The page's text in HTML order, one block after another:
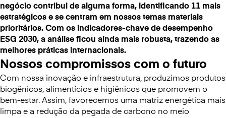
negócio contribui de alguma forma, identificando 11 mais
estratégicos e se centram em nossos temas materiais
prioritários. Com os indicadores-chave de desempenho
ESG 2030, a análise ficou ainda mais robusta, trazendo as
melhores práticas internacionais.
Nossos compromissos com o futuro
Com nossa inovação e infraestrutura, produzimos produtos
biogênicos, alimentícios e higiênicos que promovem o
bem-estar. Assim, favorecemos uma matriz energética mais
limpa e a redução da pegada de carbono no meio